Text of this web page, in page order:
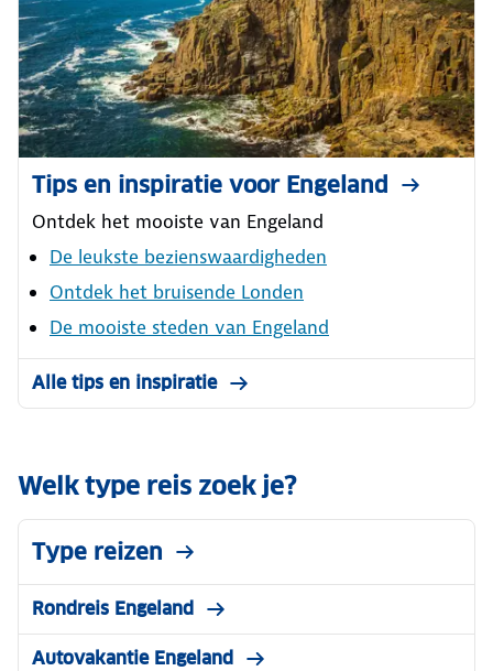
Tips en inspiratie voor Engeland
Ontdek het mooiste van Engeland
De leukste bezienswaardigheden
Ontdek het bruisende Londen
De mooiste steden van Engeland
Alle tips en inspiratie
Welk type reis zoek je?
Type reizen
Rondreis Engeland
Autovakantie Engeland